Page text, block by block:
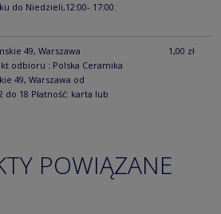
do Niedzieli,12:00- 17:00.
49, Warszawa
odbioru : Polska Ceramika
49, Warszawa od
do 18 Płatność: karta lub
1,00 zł
POWIĄZANE